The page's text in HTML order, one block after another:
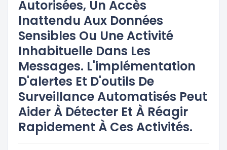
Autorisées, Un Accès
Inattendu Aux Données
Sensibles Ou Une Activité
Inhabituelle Dans Les
Messages. L'implémentation
D'alertes Et D'outils De
Surveillance Automatisés Peut
Aider À Détecter Et À Réagir
Rapidement À Ces Activités.